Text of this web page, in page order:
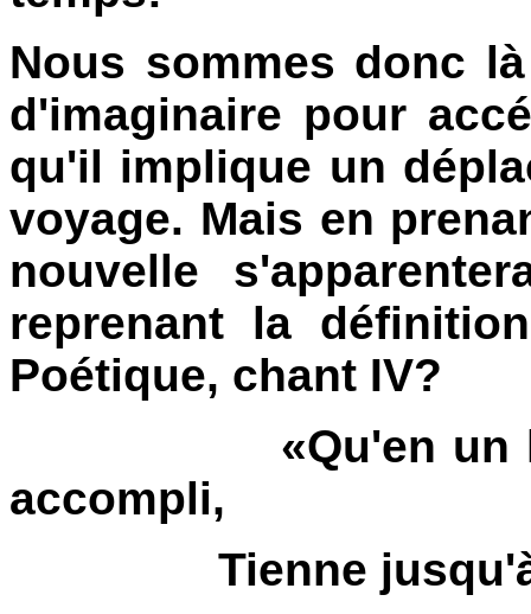
Nous sommes donc
d'imaginaire pour
qu'il implique un
voyage. Mais en
nouvelle
reprenant la
Poétique, chant IV?
«Qu'en un lieu,
accompli,
Tienne